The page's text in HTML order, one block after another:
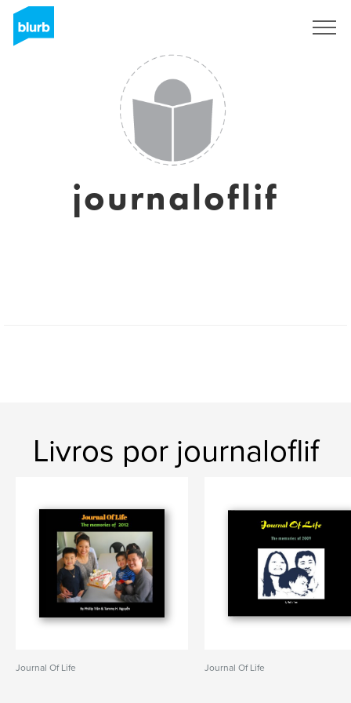
journaloflif
Livros por journaloflif
Journal Of Life Journal Of Life